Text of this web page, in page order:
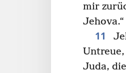
mir
Jehova.“
11
Untreue,
Juda,